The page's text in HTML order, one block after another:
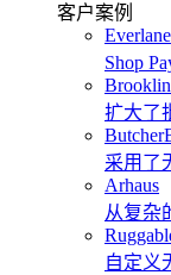
客户案例
Everlane
Shop
扩大了
采用了
Arhaus
从复杂
自定义